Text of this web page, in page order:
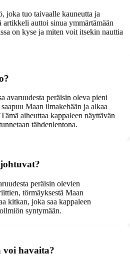
joka tuo taivaalle kauneutta ja
auttoi sinua ymmärtämään
on kyse ja miten voit itsekin nauttia
avaruudesta peräisin oleva pieni
Maan ilmakehään ja alkaa
aiheuttaa kappaleen näyttävän
tähdenlentona.
peräisin olevien
törmäyksestä Maan
kitkan, joka saa kappaleen
syntymään.
voi havaita?